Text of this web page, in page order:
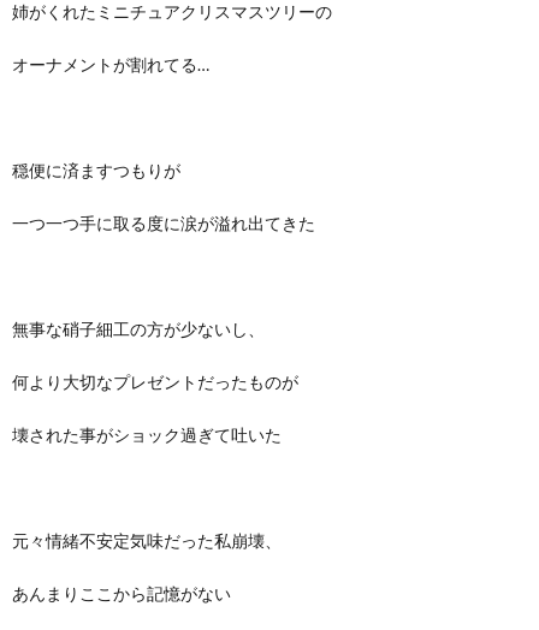
姉がくれたミニチュアクリスマスツリーの
オーナメントが割れてる…
穏便に済ますつもりが
一つ一つ手に取る度に涙が溢れ出てきた
無事な硝子細工の方が少ないし、
何より大切なプレゼントだったものが
壊された事がショック過ぎて吐いた
元々情緒不安定気味だった私崩壊、
あんまりここから記憶がない